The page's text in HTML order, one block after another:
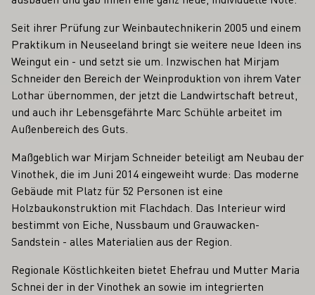
Seit ihrer Prüfung zur Weinbautechnikerin 2005 und einem
Praktikum in Neuseeland bringt sie weitere neue Ideen ins
Weingut ein - und setzt sie um. Inzwischen hat Mirjam
Schneider den Bereich der Weinproduktion von ihrem Vater
Lothar übernommen, der jetzt die Landwirtschaft betreut,
und auch ihr Lebensgefährte Marc Schühle arbeitet im
Außenbereich des Guts.
Maßgeblich war Mirjam Schneider beteiligt am Neubau der
Vinothek, die im Juni 2014 eingeweiht wurde: Das moderne
Gebäude mit Platz für 52 Personen ist eine
Holzbaukonstruktion mit Flachdach. Das Interieur wird
bestimmt von Eiche, Nussbaum und Grauwacken-
Sandstein - alles Materialien aus der Region.
Regionale Köstlichkeiten bietet Ehefrau und Mutter Maria
Schnei der in der Vinothek an sowie im integrierten